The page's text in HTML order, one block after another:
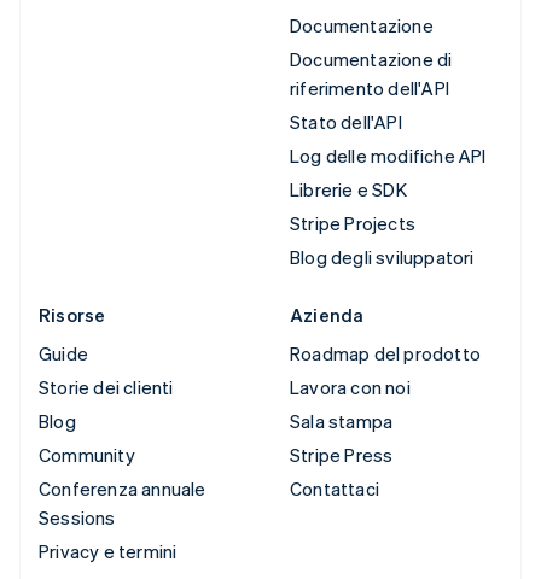
Documentazione
Documentazione di
riferimento dell'API
Stato dell'API
Log delle modifiche API
Librerie e SDK
Stripe Projects
Blog degli sviluppatori
Risorse
Guide
Storie dei clienti
Blog
Community
Conferenza annuale
Sessions
Privacy e termini
Azienda
Roadmap del prodotto
Lavora con noi
Sala stampa
Stripe Press
Contattaci